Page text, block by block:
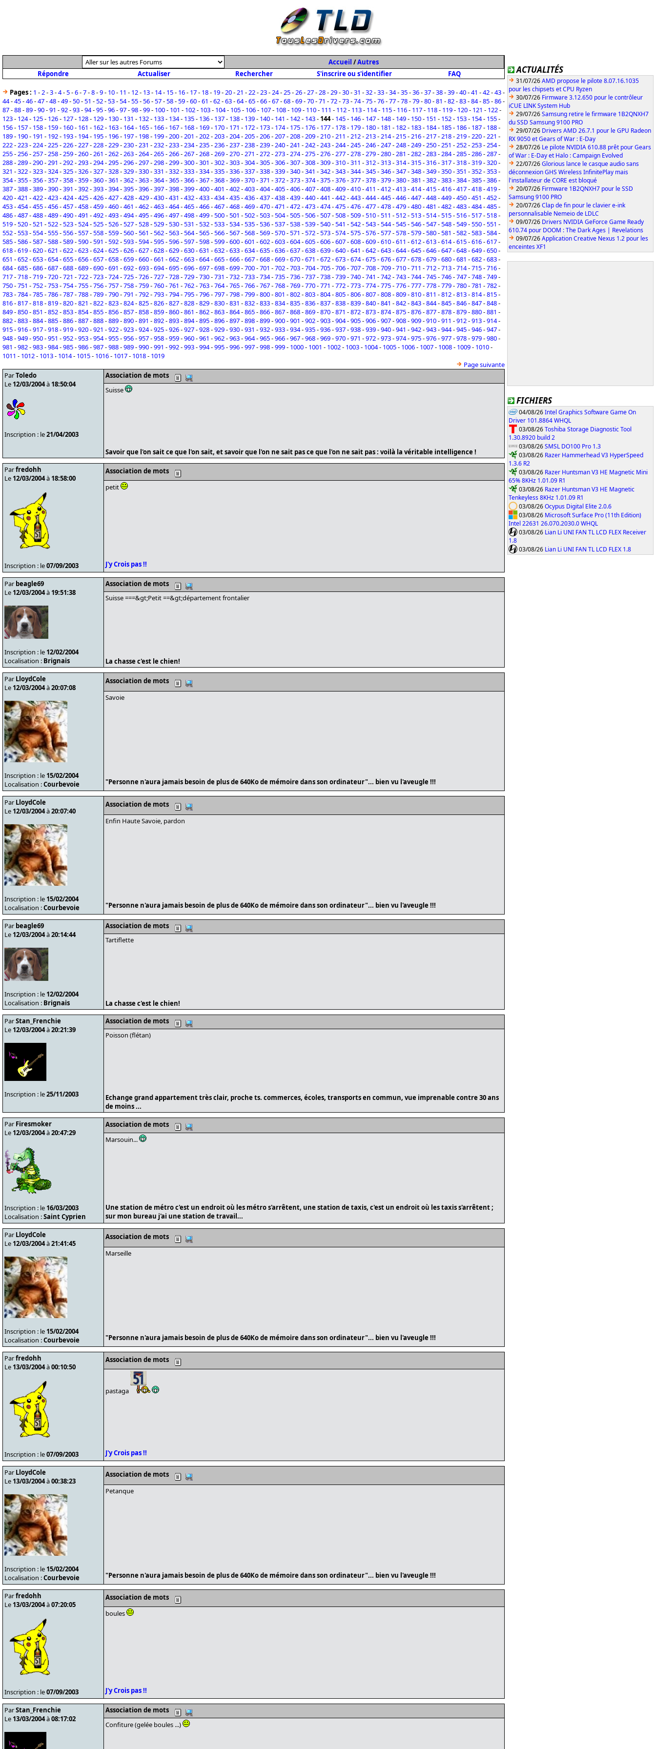
ACTUALITÉS
31/07/26AMD propose le pilote 8.07.16.1035
pour les chipsets et CPU Ryzen
30/07/26 Firmware 3.12.650 pour le contrôleur
iCUE LINK System Hub
29/07/26Samsung retire le firmware 1B2QNXH7
du SSD Samsung 9100 PRO
29/07/26 Drivers AMD 26.7.1 pour le GPU Radeon
RX 9050 et Gears of War : E-Day
28/07/26 Le pilote NVIDIA 610.88 prêt pour Gears
of War : E-Day et Halo : Campaign Evolved
22/07/26Glorious lance le casque audio sans
déconnexion GHS Wireless InfinitePlay mais
l'installateur de CORE est bloqué
20/07/26 Firmware 1B2QNXH7 pour le SSD
Samsung 9100 PRO
20/07/26Clap de fin pour le clavier e-ink
personnalisable Nemeio de LDLC
09/07/26 Drivers NVIDIA GeForce Game Ready
610.74 pour DOOM : The Dark Ages | Revelations
09/07/26Application Creative Nexus 1.2 pour les
enceintes XF1
FICHIERS
04/08/26Intel Graphics Software Game On
Driver 101.8864 WHQL
03/08/26Toshiba Storage Diagnostic Tool
1.30.8920 build 2
03/08/26SMSL DO100 Pro 1.3
03/08/26 Razer Hammerhead V3 HyperSpeed
1.3.6 R2
03/08/26 Razer Huntsman V3 HE Magnetic Mini
65% 8KHz 1.01.09 R1
03/08/26 Razer Huntsman V3 HE Magnetic
Tenkeyless 8KHz 1.01.09 R1
03/08/26Ocypus Digital Elite 2.0.6
03/08/26 Microsoft Surface Pro (11th Edition)
Intel 22631 26.070.2030.0 WHQL
03/08/26 Lian Li UNI FAN TL LCD FLEX Receiver
1.8
03/08/26 Lian Li UNI FAN TL LCD FLEX 1.8
Accueil /Autres
Répondre
Actualiser Rechercher S'inscrire ou s'identifier FAQ
Pages : 1 -2-3-4-5-6-7-8-9- 10- 11 - 12- 13- 14- 15- 16- 17- 18- 19-20-21 -22-23-24-25-26-27-28-29-30-31 -32-33-34-35-36-37-38-39-40-41 -42-43-
44-45-46-47-48-49-50-51 -52-53-54-55-56-57-58-59-60-61 -62-63-64-65-66-67-68-69-70-71 -72-73-74-75-76-77-78-79-80-81 -82-83-84-85-86-
87-88-89-90-91 -92-93-94-95-96-97-98-99- 100- 101 - 102- 103- 104- 105- 106- 107- 108- 109- 110- 111 - 112- 113- 114- 115- 116- 117- 118- 119- 120- 121 - 122-
123- 124- 125- 126- 127- 128- 129- 130- 131 - 132- 133- 134- 135- 136- 137- 138- 139- 140- 141 - 142- 143- 144- 145- 146- 147- 148- 149- 150- 151 - 152- 153- 154- 155-
156- 157- 158- 159- 160- 161 - 162- 163- 164- 165- 166- 167- 168- 169- 170- 171 - 172- 173- 174- 175- 176- 177- 178- 179- 180- 181 - 182- 183- 184- 185- 186- 187- 188-
189- 190- 191 - 192- 193- 194- 195- 196- 197- 198- 199-200-201 -202-203-204-205-206-207-208-209-210-211 -212-213-214-215-216-217-218-219-220-221 -
222-223-224-225-226-227-228-229-230-231 -232-233-234-235-236-237-238-239-240-241 -242-243-244-245-246-247-248-249-250-251 -252-253-254-
255-256-257-258-259-260-261 -262-263-264-265-266-267-268-269-270-271 -272-273-274-275-276-277-278-279-280-281 -282-283-284-285-286-287-
288-289-290-291 -292-293-294-295-296-297-298-299-300-301 -302-303-304-305-306-307-308-309-310-311 -312-313-314-315-316-317-318-319-320-
321 -322-323-324-325-326-327-328-329-330-331 -332-333-334-335-336-337-338-339-340-341 -342-343-344-345-346-347-348-349-350-351 -352-353-
354-355-356-357-358-359-360-361 -362-363-364-365-366-367-368-369-370-371 -372-373-374-375-376-377-378-379-380-381 -382-383-384-385-386-
387-388-389-390-391 -392-393-394-395-396-397-398-399-400-401 -402-403-404-405-406-407-408-409-410-411 -412-413-414-415-416-417-418-419-
420-421 -422-423-424-425-426-427-428-429-430-431 -432-433-434-435-436-437-438-439-440-441 -442-443-444-445-446-447-448-449-450-451 -452-
453-454-455-456-457-458-459-460-461 -462-463-464-465-466-467-468-469-470-471 -472-473-474-475-476-477-478-479-480-481 -482-483-484-485-
486-487-488-489-490-491 -492-493-494-495-496-497-498-499-500-501 -502-503-504-505-506-507-508-509-510-511 -512-513-514-515-516-517-518-
519-520-521 -522-523-524-525-526-527-528-529-530-531 -532-533-534-535-536-537-538-539-540-541 -542-543-544-545-546-547-548-549-550-551 -
552-553-554-555-556-557-558-559-560-561 -562-563-564-565-566-567-568-569-570-571 -572-573-574-575-576-577-578-579-580-581 -582-583-584-
585-586-587-588-589-590-591 -592-593-594-595-596-597-598-599-600-601 -602-603-604-605-606-607-608-609-610-611 -612-613-614-615-616-617-
618-619-620-621 -622-623-624-625-626-627-628-629-630-631 -632-633-634-635-636-637-638-639-640-641 -642-643-644-645-646-647-648-649-650-
651 -652-653-654-655-656-657-658-659-660-661 -662-663-664-665-666-667-668-669-670-671 -672-673-674-675-676-677-678-679-680-681 -682-683-
684-685-686-687-688-689-690-691 -692-693-694-695-696-697-698-699-700-701 -702-703-704-705-706-707-708-709-710-711 -712-713-714-715-716-
717-718-719-720-721 -722-723-724-725-726-727-728-729-730-731 -732-733-734-735-736-737-738-739-740-741 -742-743-744-745-746-747-748-749-
750-751 -752-753-754-755-756-757-758-759-760-761 -762-763-764-765-766-767-768-769-770-771 -772-773-774-775-776-777-778-779-780-781 -782-
783-784-785-786-787-788-789-790-791 -792-793-794-795-796-797-798-799-800-801 -802-803-804-805-806-807-808-809-810-811 -812-813-814-815-
816-817-818-819-820-821 -822-823-824-825-826-827-828-829-830-831 -832-833-834-835-836-837-838-839-840-841 -842-843-844-845-846-847-848-
849-850-851 -852-853-854-855-856-857-858-859-860-861 -862-863-864-865-866-867-868-869-870-871 -872-873-874-875-876-877-878-879-880-881 -
882-883-884-885-886-887-888-889-890-891 -892-893-894-895-896-897-898-899-900-901 -902-903-904-905-906-907-908-909-910-911 -912-913-914-
915-916-917-918-919-920-921 -922-923-924-925-926-927-928-929-930-931 -932-933-934-935-936-937-938-939-940-941 -942-943-944-945-946-947-
948-949-950-951 -952-953-954-955-956-957-958-959-960-961 -962-963-964-965-966-967-968-969-970-971 -972-973-974-975-976-977-978-979-980-
981 -982-983-984-985-986-987-988-989-990-991 -992-993-994-995-996-997-998-999- 1000- 1001 - 1002- 1003- 1004- 1005- 1006- 1007- 1008- 1009- 1010-
1011 - 1012- 1013- 1014- 1015- 1016- 1017- 1018- 1019
Page suivante
ParToledo
Le 12/03/2004à 18:50:04
Inscription : le21/04/2003
Association de mots
Suisse
Savoir que l'on sait ce que l'on sait, et savoir que l'on ne sait pas ce que l'on ne sait pas : voilà la véritable intelligence !
Parfredohh
Le 12/03/2004à 18:58:00
Inscription : le07/09/2003
Association de mots
petit
J'y Crois pas !!
Par beagle69
Le 12/03/2004à 19:51:38
Inscription : le 12/02/2004
Localisation : Brignais
Association de mots
Suisse ===&gt;Petit ==&gt;département frontalier
La chasse c'est le chien!
Par LloydCole
Le 12/03/2004à20:07:08
Inscription : le 15/02/2004
Localisation :Courbevoie
Association de mots
Savoie
"Personne n'aura jamais besoin de plus de 640Ko de mémoire dans son ordinateur"... bien vu l'aveugle !!!
Par LloydCole
Le 12/03/2004à20:07:40
Inscription : le 15/02/2004
Localisation :Courbevoie
Association de mots
Enfin Haute Savoie, pardon
"Personne n'aura jamais besoin de plus de 640Ko de mémoire dans son ordinateur"... bien vu l'aveugle !!!
Par beagle69
Le 12/03/2004à20:14:44
Inscription : le 12/02/2004
Localisation : Brignais
Association de mots
Tartiflette
La chasse c'est le chien!
ParStan_Frenchie
Le 12/03/2004à20:21:39
Inscription : le25/11/2003
Association de mots
Poisson (flétan)
Echange grand appartement très clair, proche ts. commerces, écoles, transports en commun, vue imprenable contre 30 ans
de moins ...
Par Firesmoker
Le 12/03/2004à20:47:29
Inscription : le 16/03/2003
Localisation :Saint Cyprien
Association de mots
Marsouin...
Une station de métro c'est un endroit où les métro s'arrêtent, une station de taxis, c'est un endroit où les taxis s'arrêtent ;
sur mon bureau j'ai une station de travail...
Par LloydCole
Le 12/03/2004à21:41:45
Inscription : le 15/02/2004
Localisation :Courbevoie
Association de mots
Marseille
"Personne n'aura jamais besoin de plus de 640Ko de mémoire dans son ordinateur"... bien vu l'aveugle !!!
Parfredohh
Le 13/03/2004à00:10:50
Inscription : le07/09/2003
Association de mots
pastaga
J'y Crois pas !!
Par LloydCole
Le 13/03/2004à00:38:23
Inscription : le 15/02/2004
Localisation :Courbevoie
Association de mots
Petanque
"Personne n'aura jamais besoin de plus de 640Ko de mémoire dans son ordinateur"... bien vu l'aveugle !!!
Parfredohh
Le 13/03/2004à07:20:05
Inscription : le07/09/2003
Association de mots
boules
J'y Crois pas !!
ParStan_Frenchie
Le 13/03/2004à08:17:02
Association de mots
Confiture (gelée boules ...)